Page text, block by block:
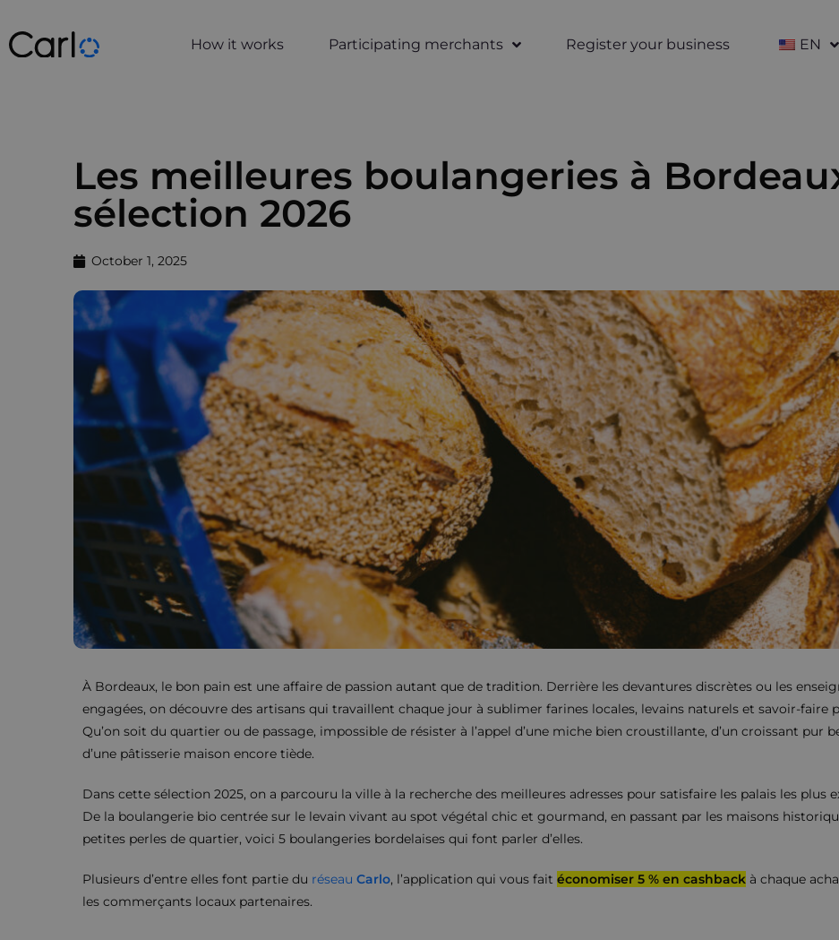
How it works Participating merchants Register your business EN
Les meilleures boulangeries à
sélection 2026
October 1, 2025
À Bordeaux, le bon pain est une affaire de passion autant que de tradition. Derrière les devantures discrètes ou les
engagées, on découvre des artisans qui travaillent chaque jour à sublimer farines locales, levains naturels et savoir-faire
Qu’on soit du quartier ou de passage, impossible de résister à l’appel d’une miche bien croustillante, d’un croissant pur
d’une pâtisserie maison encore tiède.
Dans cette sélection 2025, on a parcouru la ville à la recherche des meilleures adresses pour satisfaire les palais les plus
De la boulangerie bio centrée sur le levain vivant au spot végétal chic et gourmand, en passant par les maisons
petites perles de quartier, voici 5 boulangeries bordelaises qui font parler d’elles.
Plusieurs d’entre elles font partie du réseau Carlo, l’application qui vous fait économiser 5 % en cashback à chaque
les commerçants locaux partenaires.